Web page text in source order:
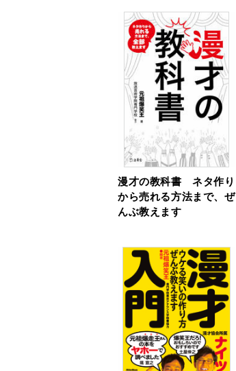
漫才の教科書 ネタ作り
から売れる⽅法まで、ぜ
んぶ教えます